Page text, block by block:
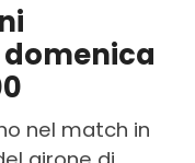
nel match in